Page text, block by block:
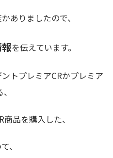
ありましたので、
を伝えています。
トプレミアCRかプレミア
品を購入した、
、